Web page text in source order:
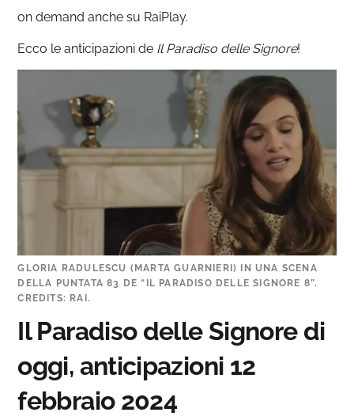
on demand anche su RaiPlay.
Ecco le anticipazioni de Il Paradiso delle Signore!
GLORIA RADULESCU (MARTA GUARNIERI) IN UNA SCENA
DELLA PUNTATA 83 DE “IL PARADISO DELLE SIGNORE 8”.
CREDITS: RAI.
Il Paradiso delle Signore di
oggi, anticipazioni 12
febbraio 2024